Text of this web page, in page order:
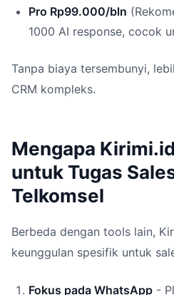
Pro Rp99.000/bln
1000 AI response, cocok
Tanpa biaya tersembunyi,
CRM kompleks.
Mengapa
untuk Tugas
Telkomsel
Berbeda dengan tools lain,
keunggulan spesifik untuk
Fokus pada WhatsApp -